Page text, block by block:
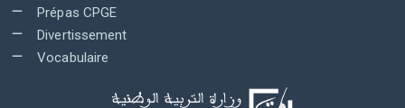
Prépas CPGE
Divertissement
Vocabulaire